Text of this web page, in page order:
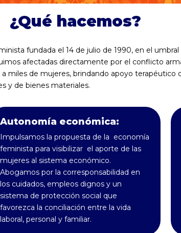
¿Qué hacemos?
fundada el 14 de julio de 1990, en el
afectadas directamente por el conflicto
miles de mujeres, brindando apoyo terapéutico
y de bienes materiales.
Autonomía económica:
Impulsamos la propuesta de la economía
feminista para visibilizar el aporte de las
mujeres al sistema económico.
Abogamos por la corresponsabilidad en
los cuidados, empleos dignos y un
sistema de protección social que
favorezca la conciliación entre la vida
laboral, personal y familiar.